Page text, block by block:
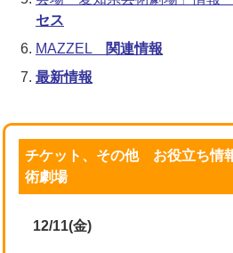
セス
MAZZEL
関連情報
最新情報
チケット、その他 お役立ち情
術劇場
12/11(金)